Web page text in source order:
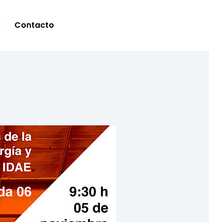
Contacto